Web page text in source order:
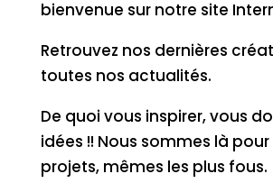
bienvenue sur notre site
Retrouvez nos dernières
toutes nos actualités.
De quoi vous inspirer, vous
idées !! Nous sommes là
projets, mêmes les plus fous.